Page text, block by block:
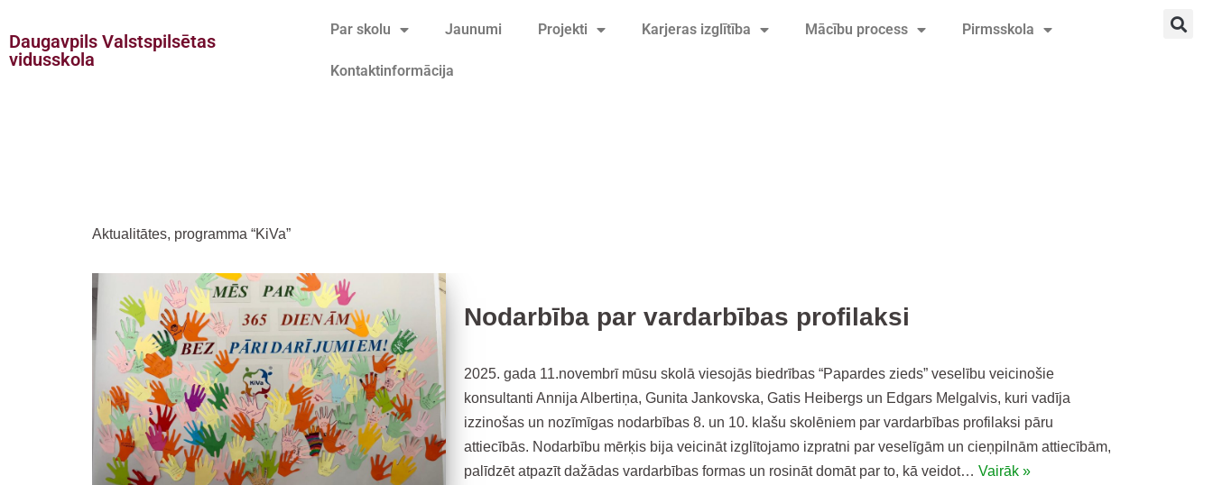
Doties
Daugavpils Valstspilsētas
vidusskola
Par skolu Jaunumi Projekti Karjeras izglītība Mācību process Pirmsskola
Kontaktinformācija
Aktualitātes, programma “KiVa”
Nodarbība par vardarbības profilaksi
2025. gada 11.novembrī mūsu skolā viesojās biedrības “Papardes zieds” veselību veicinošie
konsultanti Annija Albertiņa, Gunita Jankovska, Gatis Heibergs un Edgars Melgalvis, kuri vadīja
izzinošas un nozīmīgas nodarbības 8. un 10. klašu skolēniem par vardarbības profilaksi pāru
attiecībās. Nodarbību mērķis bija veicināt izglītojamo izpratni par veselīgām un cieņpilnām attiecībām,
palīdzēt atpazīt dažādas vardarbības formas un rosināt domāt par to, kā veidot… Vairāk »